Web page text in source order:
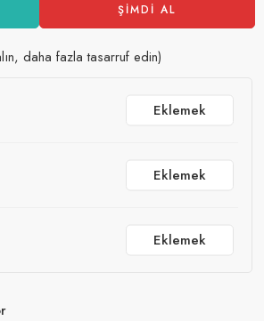
ŞIMDI AL
daha fazla tasarruf edin)
Eklemek
Eklemek
Eklemek